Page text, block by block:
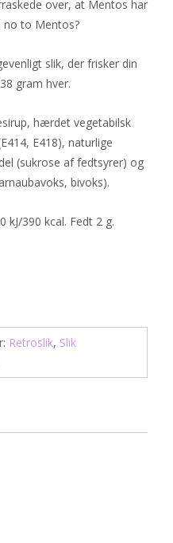
over, at Mentos har
no to Mentos?
slik, der frisker din
gram hver.
hærdet vegetabilsk
E418), naturlige
(sukrose af fedtsyrer) og
bivoks).
kJ/390 kcal. Fedt 2 g.
Retroslik, Slik